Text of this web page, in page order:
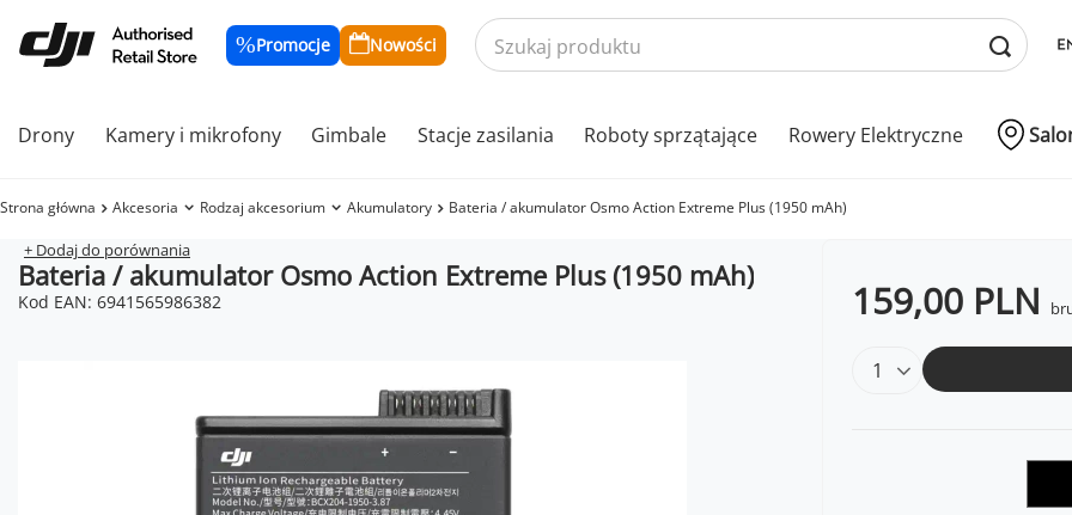
Promocje Nowości
Drony Kamery i mikrofony Gimbale Stacje zasilania Roboty sprzątające Rowery Elektryczne
Strona główna Akcesoria Rodzaj akcesorium Akumulatory Bateria / akumulator Osmo Action Extreme Plus (1950 mAh)
+ Dodaj do porównania
Bateria / akumulator Osmo Action Extreme Plus (1950 mAh)
Kod EAN: 6941565986382 159,00 PLN